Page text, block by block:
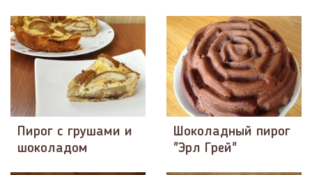
Пирог с грушами и
шоколадом
Шоколадный пирог
"Эрл Грей"